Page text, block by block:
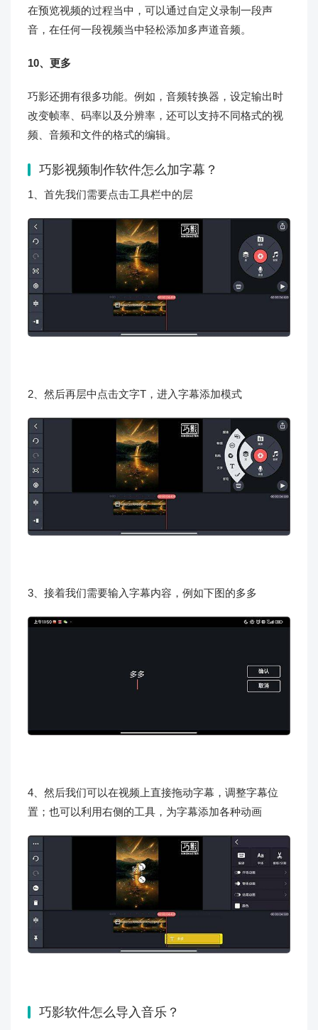
在预览视频的过程当中，可以通过自定义录制一段声
音，在任何一段视频当中轻松添加多声道音频。
10、更多
巧影还拥有很多功能。例如，音频转换器，设定输出时
改变帧率、码率以及分辨率，还可以支持不同格式的视
频、音频和文件的格式的编辑。
巧影视频制作软件怎么加字幕？
1、首先我们需要点击工具栏中的层
2、然后再层中点击文字T，进入字幕添加模式
3、接着我们需要输入字幕内容，例如下图的多多
4、然后我们可以在视频上直接拖动字幕，调整字幕位
置；也可以利用右侧的工具，为字幕添加各种动画
巧影软件怎么导入音乐？